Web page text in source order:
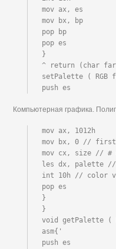
mov ax, es
mov bx, bp
pop bp
pop es
}
^ return (char far
setPalette (
push es
Компьютерная графика.
mov ax, 1012h
mov bx, 0 //
mov cx, size // #
les dx, palette //
int 10h // color
pop es
}
}
void getPalette (
asm{'
push es